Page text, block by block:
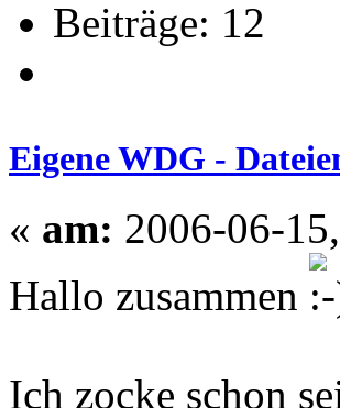
Beiträge: 12
Eigene WDG -
« am: 2006-06-
Hallo zusammen
Ich zocke schon